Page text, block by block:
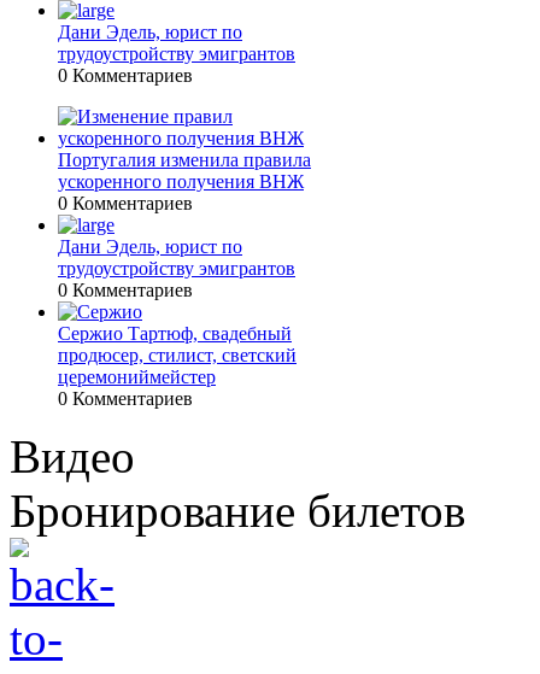
Дани Эдель, юрист по
трудоустройству эмигрантов
0 Комментариев
Португалия изменила правила
ускоренного получения ВНЖ
0 Комментариев
Дани Эдель, юрист по
трудоустройству эмигрантов
0 Комментариев
Сержио Тартюф, свадебный
продюсер, стилист, светский
церемониймейстер
0 Комментариев
Видео
Бронирование билетов